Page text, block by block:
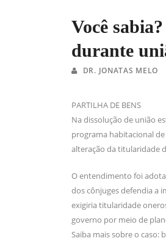
Você
durante
DR. JONATAS MELO
PARTILHA DE BENS
Na dissolução de união
programa habitacional
alteração da titularidade
O entendimento foi
dos cônjuges defendia a
exigiria titularidade
governo por meio de
Saiba mais sobre o caso: